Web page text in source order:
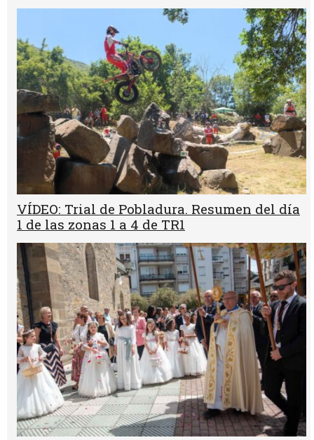
VÍDEO: Trial de Pobladura. Resumen del día
1 de las zonas 1 a 4 de TR1